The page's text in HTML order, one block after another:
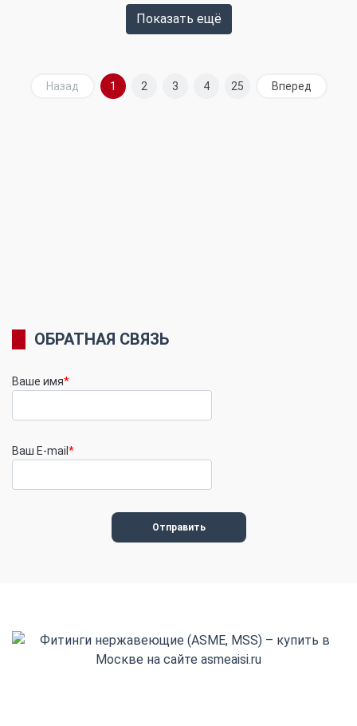
Показать ещё
Назад 1 2 3 4 25 Вперед
ОБРАТНАЯ СВЯЗЬ
Ваше имя*
Ваш E-mail *